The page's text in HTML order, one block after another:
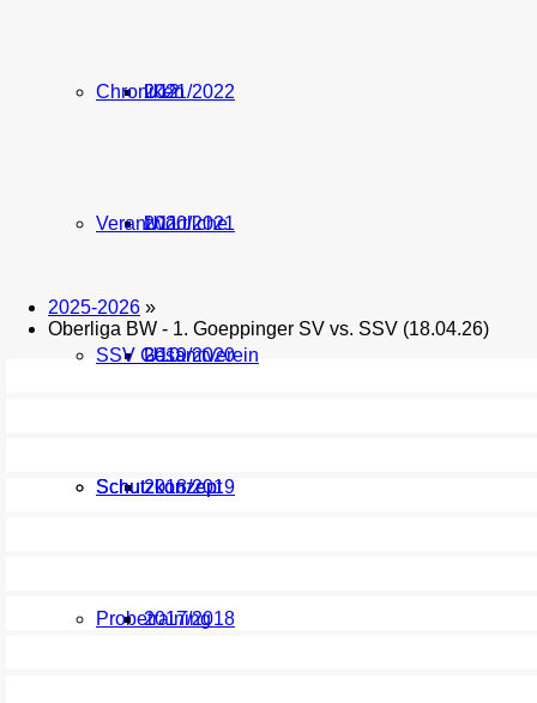
U12
U11
U10
Schutzkonzept
Probetraining
2021/2022
2020/2021
2019/2020
2018/2019
2017/2018
Chroniken
Verantwortliche
SSV Gesamtverein
Schutzkonzept
2025-2026 »
Oberliga BW - 1. Goeppinger SV vs. SSV (18.04.26)